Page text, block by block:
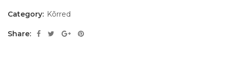
Category: Kõrred
Share: